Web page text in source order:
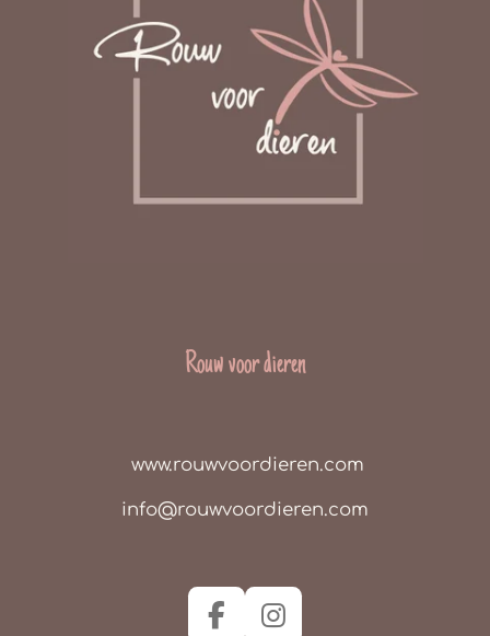
Rouw voor dieren
www.rouwvoordieren.com
info@rouwvoordieren.com
F I